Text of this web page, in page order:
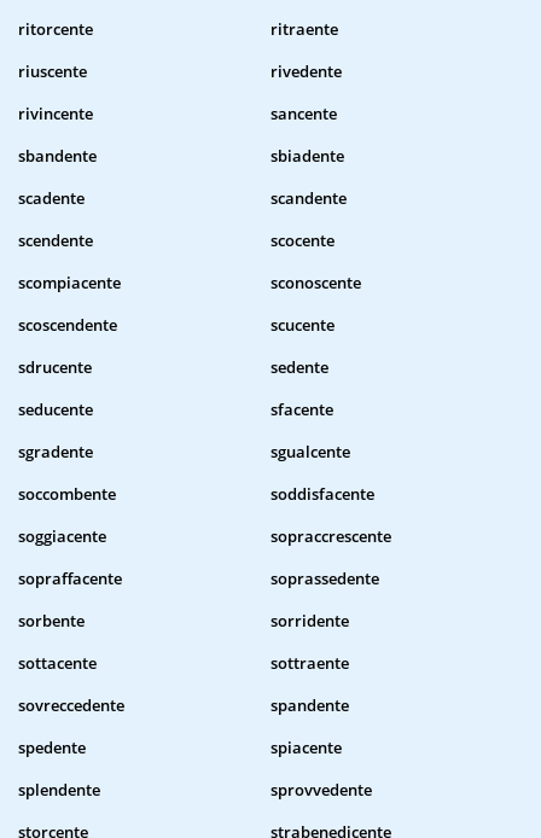
ritorcente
ritraente
riuscente
rivedente
rivincente
sancente
sbandente
sbiadente
scadente
scandente
scendente
scocente
scompiacente
sconoscente
scoscendente
scucente
sdrucente
sedente
seducente
sfacente
sgradente
sgualcente
soccombente
soddisfacente
soggiacente
sopraccrescente
sopraffacente
soprassedente
sorbente
sorridente
sottacente
sottraente
sovreccedente
spandente
spedente
spiacente
splendente
sprovvedente
storcente
strabenedicente